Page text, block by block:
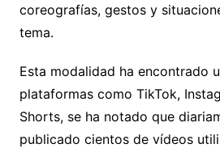
coreografías, gestos y
tema.
Esta modalidad ha encontrado
plataformas como TikTok,
Shorts, se ha notado que
publicado cientos de vídeos